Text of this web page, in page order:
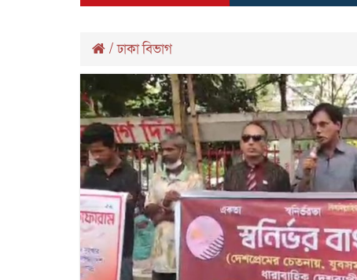
/ঢাকা বিভাগ